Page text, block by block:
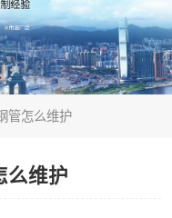
管怎么维护
么维护